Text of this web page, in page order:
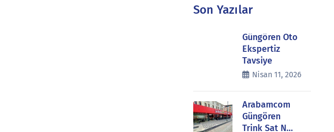
Son Yazılar
Güngören Oto
Ekspertiz
Tavsiye
Nisan 11, 2026
Arabamcom
Güngören
Trink Sat N…